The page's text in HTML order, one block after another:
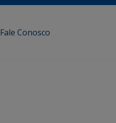
Fale Conosco